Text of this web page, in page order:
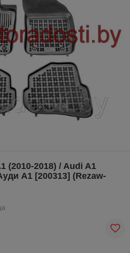
(2010-2018) / Audi A1
А1 [200313] (Rezaw-